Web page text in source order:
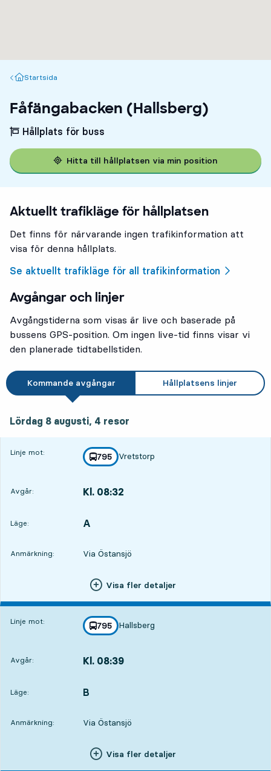
Startsida
Startsida
Fåfängabacken (Hallsberg)
Hållplats för buss
Hitta till hållplatsen via min position
Aktuellt trafikläge för hållplatsen
Det finns för närvarande ingen trafikinformation att
visa för denna hållplats.
Se aktuellt trafikläge för all trafikinformation
Avgångar och linjer
Avgångstiderna som visas är live och baserade på
bussens GPS-position. Om ingen live-tid finns visar vi
den planerade tidtabellstiden.
Kommande avgångar Hållplatsens linjer
Lördag 8 augusti, 4 resor
Linje mot: linje
795
mot
Vretstorp
,
Avgår: Kl. 08:32
Läge:
LÄGE, A
,
Anmärkning: Via Östansjö
Visa fler detaljer
Linje mot: linje
795
mot
Hallsberg
,
Avgår: Kl. 08:39
Läge:
LÄGE, B
,
Anmärkning: Via Östansjö
Visa fler detaljer